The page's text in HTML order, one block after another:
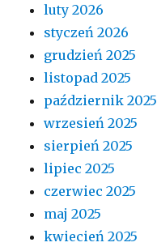
luty 2026
styczeń 2026
grudzień 2025
listopad 2025
październik 2025
wrzesień 2025
sierpień 2025
lipiec 2025
czerwiec 2025
maj 2025
kwiecień 2025